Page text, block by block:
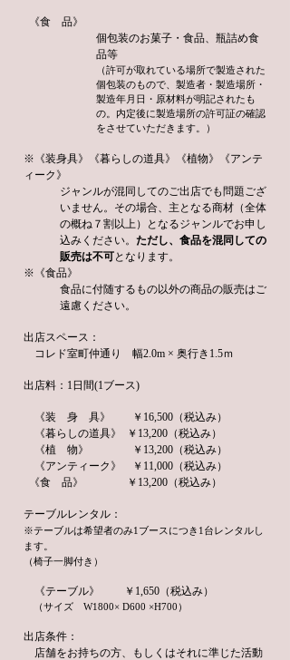
《食 品》
​個包装のお菓子・食品、瓶詰め食
品等
（許可が取れている場所で製造された
個包装のもので、製造者・製造場所・
製造年月日・原材料が明記されたも
の。内定後に製造場所の許可証の確認
をさせていただきます。）
※《装身具》《暮らしの道具》《植物》《アンテ
ィーク》
ジャンルが混同してのご出店でも問題ござ
いません。その場合、主となる商材（全体
の概ね７割以上）となるジャンルでお申し
込みください。 ただし、食品を混同しての
販売は不可となります。
​※ 《食品》
食品に付随するもの以外の商品の販売はご
遠慮ください。
出店スペース：
コレド室町仲通り 幅2.0m × 奥行き1.5ｍ
出店料：1日間(1ブース)
《装 身 具》 ￥16,500（税込み）
《暮らしの道具》 ￥13,200（税込み）
《植 物》 ￥13,200（税込み）
《アンティーク》 ￥11,000（税込み）
《食 品》 ￥13,200（税込み）
テーブルレンタル：
※テーブルは希望者のみ1ブースにつき 1台レンタルし
ます。
（椅子一脚付き）
《テーブル》 ￥1,650（税込み）
（サイズ W1800× D600 ×H700）
出店条件：
​店舗をお持ちの方、もしくはそれに準じた活動